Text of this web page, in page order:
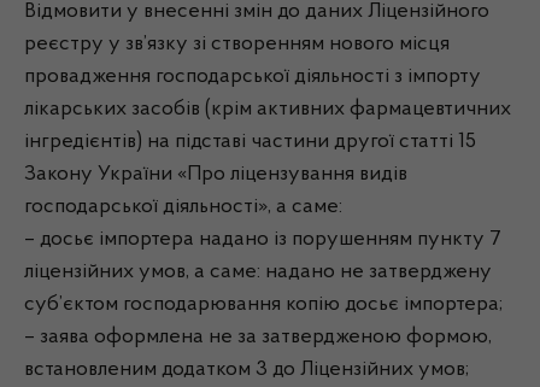
Відмовити у внесенні змін до даних Ліцензійного
реєстру у зв’язку зі створенням нового місця
провадження господарської діяльності з імпорту
лікарських засобів (крім активних фармацевтичних
інгредієнтів) на підставі частини другої статті 15
Закону України «Про ліцензування видів
господарської діяльності», а саме:
– досьє імпортера надано із порушенням пункту 7
ліцензійних умов, а саме: надано не затверджену
суб’єктом господарювання копію досьє імпортера;
– заява оформлена не за затвердженою формою,
встановленим додатком 3 до Ліцензійних умов;